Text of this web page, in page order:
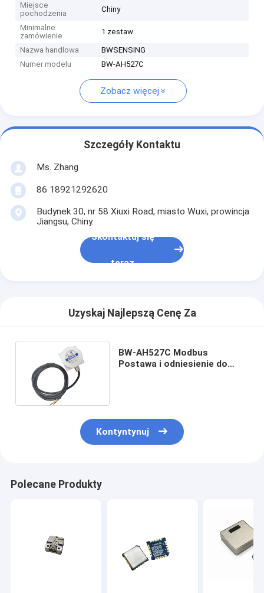
Miejsce
pochodzenia
Chiny
Minimalne
zamówienie
1 zestaw
Nazwa handlowa
BWSENSING
Numer modelu
BW-AH527C
Zobacz więcej
Szczegóły Kontaktu
Ms. Zhang
86 18921292620
Budynek 30, nr 58 Xiuxi Road, miasto Wuxi, prowincja
Jiangsu, Chiny.
Skontaktuj się
teraz
Uzyskaj Najlepszą Cenę Za
BW-AH527C Modbus
Postawa i odniesienie do
Kontyntynuj
Polecane Produkty